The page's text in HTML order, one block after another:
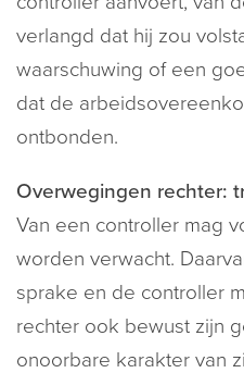
verlangd dat hij zou
waarschuwing of een
dat de
ontbonden.
Overwegingen rechter:
Van een controller mag
worden verwacht.
sprake en de controller
rechter ook bewust zijn
onoorbare karakter van